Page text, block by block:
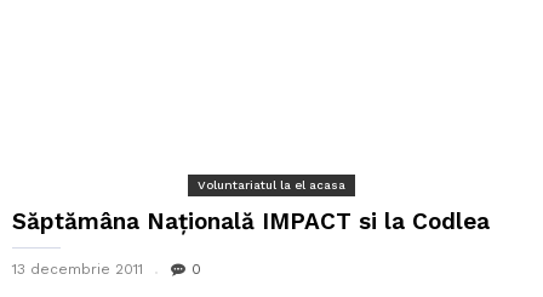
Voluntariatul la el acasa
Săptămâna Naţională IMPACT si la Codlea
13 decembrie 2011 0